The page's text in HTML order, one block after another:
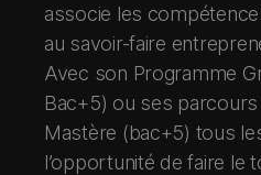
associe les
au savoir-faire
Avec son Programme
Bac+5) ou ses
Mastère (bac+5) tous
l’opportunité de faire le